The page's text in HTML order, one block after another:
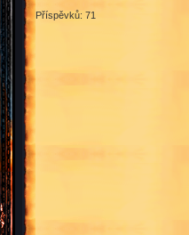
Příspěvků: 71